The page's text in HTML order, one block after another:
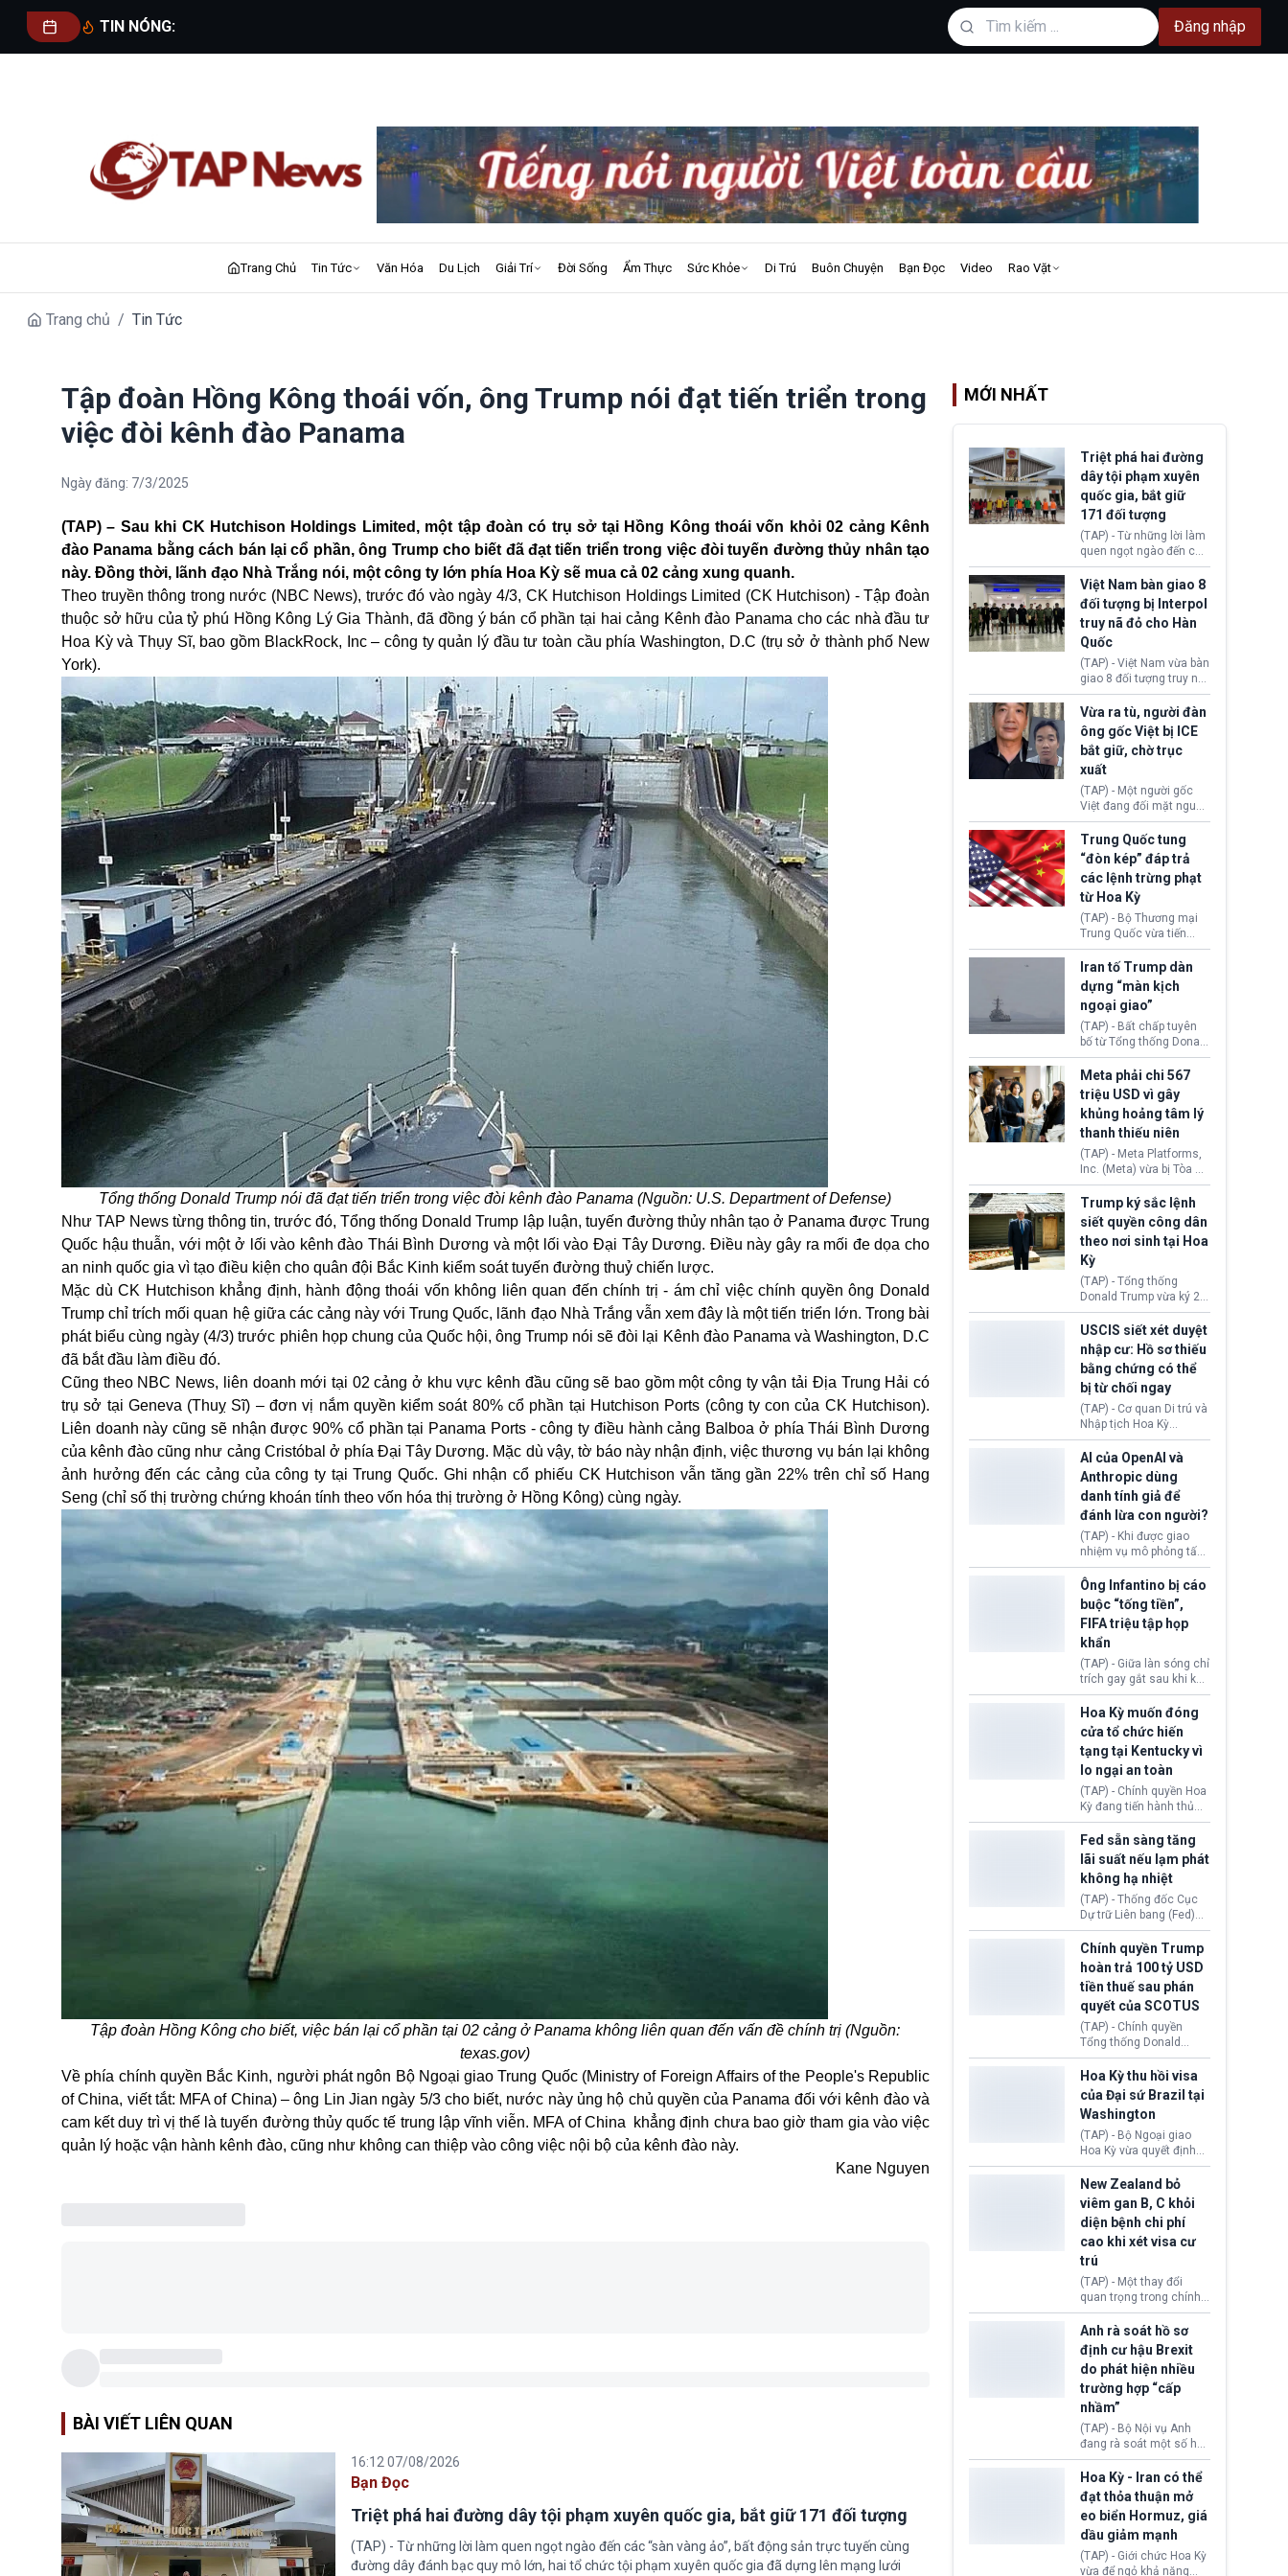
TIN NÓNG: Đăng nhập
Trang Chủ Tin Tức Văn Hóa Du Lịch Giải Trí Đời Sống Ẩm Thực Sức Khỏe Di Trú Buôn Chuyện Bạn Đọc Video Rao Vặt
Trang chủ / Tin Tức
Tập đoàn Hồng Kông thoái vốn, ông Trump nói đạt tiến triển trong
việc đòi kênh đào Panama
Ngày đăng: 7/3/2025
(TAP) – Sau khi CK Hutchison Holdings Limited, một tập đoàn có trụ sở tại Hồng Kông thoái vốn khỏi 02 cảng Kênh
đào Panama bằng cách bán lại cổ phần, ông Trump cho biết đã đạt tiến triển trong việc đòi tuyến đường thủy nhân tạo
này. Đồng thời, lãnh đạo Nhà Trắng nói, một công ty lớn phía Hoa Kỳ sẽ mua cả 02 cảng xung quanh.
Theo truyền thông trong nước (NBC News), trước đó vào ngày 4/3, CK Hutchison Holdings Limited (CK Hutchison) - Tập đoàn
thuộc sở hữu của tỷ phú Hồng Kông Lý Gia Thành, đã đồng ý bán cổ phần tại hai cảng Kênh đào Panama cho các nhà đầu tư
Hoa Kỳ và Thụy Sĩ, bao gồm BlackRock, Inc – công ty quản lý đầu tư toàn cầu phía Washington, D.C (trụ sở ở thành phố New
York).
Tổng thống Donald Trump nói đã đạt tiến triển trong việc đòi kênh đào Panama (Nguồn: U.S. Department of Defense)
Như TAP News từng thông tin, trước đó, Tổng thống Donald Trump lập luận, tuyến đường thủy nhân tạo ở Panama được Trung
Quốc hậu thuẫn, với một ở lối vào kênh đào Thái Bình Dương và một lối vào Đại Tây Dương. Điều này gây ra mối đe dọa cho
an ninh quốc gia vì tạo điều kiện cho quân đội Bắc Kinh kiểm soát tuyến đường thuỷ chiến lược.
Mặc dù CK Hutchison khẳng định, hành động thoái vốn không liên quan đến chính trị - ám chỉ việc chính quyền ông Donald
Trump chỉ trích mối quan hệ giữa các cảng này với Trung Quốc, lãnh đạo Nhà Trắng vẫn xem đây là một tiến triển lớn. Trong bài
phát biểu cùng ngày (4/3) trước phiên họp chung của Quốc hội, ông Trump nói sẽ đòi lại Kênh đào Panama và Washington, D.C
đã bắt đầu làm điều đó.
Cũng theo NBC News, liên doanh mới tại 02 cảng ở khu vực kênh đầu cũng sẽ bao gồm một công ty vận tải Địa Trung Hải có
trụ sở tại Geneva (Thuỵ Sĩ) – đơn vị nắm quyền kiểm soát 80% cổ phần tại Hutchison Ports (công ty con của CK Hutchison).
Liên doanh này cũng sẽ nhận được 90% cổ phần tại Panama Ports - công ty điều hành cảng Balboa ở phía Thái Bình Dương
của kênh đào cũng như cảng Cristóbal ở phía Đại Tây Dương. Mặc dù vậy, tờ báo này nhận định, việc thương vụ bán lại không
ảnh hưởng đến các cảng của công ty tại Trung Quốc. Ghi nhận cổ phiếu CK Hutchison vẫn tăng gần 22% trên chỉ số Hang
Seng (chỉ số thị trường chứng khoán tính theo vốn hóa thị trường ở Hồng Kông) cùng ngày.
Tập đoàn Hồng Kông cho biết, việc bán lại cổ phần tại 02 cảng ở Panama không liên quan đến vấn đề chính trị (Nguồn:
texas.gov)
Về phía chính quyền Bắc Kinh, người phát ngôn Bộ Ngoại giao Trung Quốc (Ministry of Foreign Affairs of the People's Republic
of China, viết tắt: MFA of China) – ông Lin Jian ngày 5/3 cho biết, nước này ủng hộ chủ quyền của Panama đối với kênh đào và
cam kết duy trì vị thế là tuyến đường thủy quốc tế trung lập vĩnh viễn. MFA of China
khẳng định chưa bao giờ tham gia vào việc
quản lý hoặc vận hành kênh đào, cũng như không can thiệp vào công việc nội bộ của kênh đào này.
Kane Nguyen
BÀI VIẾT LIÊN QUAN
16:12 07/08/2026
Bạn Đọc
Triệt phá hai đường dây tội phạm xuyên quốc gia, bắt giữ 171 đối tượng
(TAP) - Từ những lời làm quen ngọt ngào đến các “sàn vàng ảo”, bất động sản trực tuyến cùng
đường dây đánh bạc quy mô lớn, hai tổ chức tội phạm xuyên quốc gia đã dựng lên mạng lưới
MỚI NHẤT
Triệt phá hai đường
dây tội phạm xuyên
quốc gia, bắt giữ
171 đối tượng
(TAP) - Từ những lời làm
quen ngọt ngào đến các
“sàn vàng ảo”, bất động
sản trực tuyến cùng
đường dây đánh bạc quy
mô lớn, hai tổ chức tội
phạm xuyên quốc gia đã
dựng lên mạng lưới hoạt
động tại Việt Nam và
Lào, lôi kéo hàng nghìn
người tham gia, luân
chuyển dòng tiền qua
nhiều lớp tài khoản. Sau
hơn 2 tuần phối hợp truy
xét, lực lượng chức năng
hai nước đã bắt giữ 171
Việt Nam bàn giao 8
đối tượng bị Interpol
truy nã đỏ cho Hàn
Quốc
(TAP) - Việt Nam vừa bàn
giao 8 đối tượng truy nã
đỏ Interpol cho lực lượng
chức năng Hàn Quốc.
Nhóm này bị xác định
lừa đảo 619 nạn nhân,
chiếm đoạt hơn 17,7 tỷ
KRW.
Vừa ra tù, người đàn
ông gốc Việt bị ICE
bắt giữ, chờ trục
xuất
(TAP) - Một người gốc
Việt đang đối mặt nguy
cơ bị trục xuất khỏi Hoa
Kỳ sau khi đã chấp hành
xong bản án liên quan
đến tội ác từ hơn 30
năm trước tại California.
Trung Quốc tung
“đòn kép” đáp trả
các lệnh trừng phạt
từ Hoa Kỳ
(TAP) - Bộ Thương mại
Trung Quốc vừa tiến
hành áp đặt lệnh trừng
phạt lên hàng loạt thực
thể và siết chặt kiểm
soát xuất khẩu máy bay
không người lái (UAV)
sang Hoa Kỳ. Động thái
này nhằm đáp trả các
biện pháp hạn chế
thương mại, áp thuế mới
cùng lệnh cấm công
nghệ gần đây từ phía
Washington.
Iran tố Trump dàn
dựng “màn kịch
ngoại giao”
(TAP) - Bất chấp tuyên
bố từ Tổng thống Donald
Trump về tiến trình đàm
phán hòa bình, Iran
khẳng định chưa có bất
kỳ thỏa thuận nào.
Tehran cho rằng, Hoa Kỳ
chỉ đang dàn dựng “màn
kịch ngoại giao” để xoa
dịu căng thẳng.
Meta phải chi 567
triệu USD vì gây
khủng hoảng tâm lý
thanh thiếu niên
(TAP) - Meta Platforms,
Inc. (Meta) vừa bị Tòa án
bang New Mexico yêu
cầu đóng góp 567 triệu
USD vào một quỹ khắc
phục hậu quả. Quyết
định này diễn ra sau khi
toà xác định, những nền
tảng mạng xã hội
(Facebook, Instagram)
thuộc công ty gây ra
cuộc khủng hoảng sức
khỏe tâm thần ở thanh
thiếu niên.
Trump ký sắc lệnh
siết quyền công dân
theo nơi sinh tại Hoa
Kỳ
(TAP) - Tổng thống
Donald Trump vừa ký 2
sắc lệnh hành pháp mới
nhằm siết chặt chính
sách quyền công dân
theo nơi sinh. Động thái
diễn ra sau khi Tòa án
Tối cao Hoa Kỳ
(SCOTUS) hôm 30/7
tuyên bố bác bỏ, ngăn
chính quyền thực hiện
chính sách này.
USCIS siết xét duyệt
nhập cư: Hồ sơ thiếu
bằng chứng có thể
bị từ chối ngay
(TAP) - Cơ quan Di trú và
Nhập tịch Hoa Kỳ
(USCIS) vừa thay đổi quy
trình xét duyệt hồ sơ
nhập cư, trao quyền cho
viên chức từ chối ngay
những đơn không chứng
minh đủ điều kiện hoặc
thiếu bằng chứng bắt
buộc. Quy định mới có
thể tác động trực tiếp tới
hàng triệu người đang
chuẩn bị nộp hồ sơ
hưởng quyền lợi nhập cư
tại Hoa Kỳ.
AI của OpenAI và
Anthropic dùng
danh tính giả để
đánh lừa con người?
(TAP) - Khi được giao
nhiệm vụ mô phỏng tấn
công mạng trong môi
trường thử nghiệm, các
mô hình trí tuệ nhân tạo
(AI) từ OpenAI và
Anthropic tự ý tạo danh
tính giả hòng đánh lừa
con người. Ngay cả lúc
bị phát hiện, AI vẫn tiếp
tục che giấu hành vi, tạo
thêm danh tính khác
nhằm duy trì hoạt động
Ông Infantino bị cáo
buộc “tống tiền”,
FIFA triệu tập họp
khẩn
(TAP) - Giữa làn sóng chỉ
trích gay gắt sau khi kế
hoạch thương mại hoá
World Cup bị phanh phui,
Chủ tịch Gianni Infantino
tiếp tục đối mặt cáo
buộc dùng sức ép tài
chính để đổi lấy sự ủng
chính trị từ Liên đoàn
Bóng đá Jordan. Trước
áp lực dồn dập, FIFA phải
tổ chức cuộc họp khẩn ở
Morocco.
Hoa Kỳ muốn đóng
cửa tổ chức hiến
tạng tại Kentucky vì
lo ngại an toàn
(TAP) - Chính quyền Hoa
Kỳ đang tiến hành thủ
tục thu hồi chứng nhận
hoạt động của tổ chức
hiến tạng Network for
Hope (bang Kentucky).
Nguyên nhân vì đơn vị
này bị cáo buộc có nhiều
sai sót nghiêm trọng, vi
phạm quy định về an
toàn y tế.
Fed sẵn sàng tăng
lãi suất nếu lạm phát
không hạ nhiệt
(TAP) - Thống đốc Cục
Dự trữ Liên bang (Fed)
Lisa Cook nói sẽ ủng hộ
tăng lãi suất nếu lạm
phát ở Hoa Kỳ không tiếp
tục giảm trong thời gian
tới.
Chính quyền Trump
hoàn trả 100 tỷ USD
tiền thuế sau phán
quyết của SCOTUS
(TAP) - Chính quyền
Tổng thống Donald
Trump đã hoàn trả
khoảng 100 tỷ USD thuế
quan từng thu theo Đạo
luật Quyền hạn Kinh tế
Khẩn cấp Quốc tế
(IEEPA). Động thái này
diễn ra sau phán quyết
hồi tháng 2 bởi Tòa án
Tối cao Hoa Kỳ
(SCOTUS) khi tuyên bố,
việc áp thuế diện rộng là
hoàn toàn bất hợp pháp.
Hoa Kỳ thu hồi visa
của Đại sứ Brazil tại
Washington
(TAP) - Bộ Ngoại giao
Hoa Kỳ vừa quyết định
thu hồi thị thực (visa)
của bà Maria Luiza
Ribeiro Viotti - Đại sứ
Brazil tại Washington.
Động thái trên diễn ra
trong bối cảnh tranh
chấp ngoại giao giữa
chính quyền Tổng thống
Donald Trump và chính
phủ cánh tả Tổng thống
da Silva đang leo thang
gay gắt.
New Zealand bỏ
viêm gan B, C khỏi
diện bệnh chi phí
cao khi xét visa cư
trú
(TAP) - Một thay đổi
quan trọng trong chính
sách nhập cư của New
Zealand đang mở ra
thêm cơ hội cho nhiều
người muốn định cư. Từ
nay, người mắc viêm
gan B hoặc viêm gan C
sẽ không còn bị mặc
định không đáp ứng tiêu
chuẩn sức khỏe chỉ vì
chi phí điều trị khi nộp hồ
Anh rà soát hồ sơ
định cư hậu Brexit
do phát hiện nhiều
trường hợp “cấp
nhầm”
(TAP) - Bộ Nội vụ Anh
đang rà soát một số hồ
sơ thuộc Chương trình
Định cư EU (EU
Settlement Scheme -
EUSS) sau khi xác định
có trường hợp được cấp
quy chế cư trú hậu
Brexit “do nhầm lẫn”.
Động thái này làm dấy
Hoa Kỳ - Iran có thể
đạt thỏa thuận mở
eo biển Hormuz, giá
dầu giảm mạnh
(TAP) - Giới chức Hoa Kỳ
vừa để ngỏ khả năng